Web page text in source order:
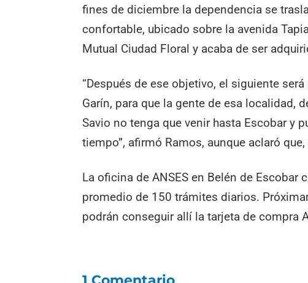
fines de diciembre la dependencia se
confortable, ubicado sobre la avenida
Mutual Ciudad Floral y acaba de ser
“Después de ese objetivo, el siguiente
Garín, para que la gente de esa localidad,
Savio no tenga que venir hasta Escobar y
tiempo”, afirmó Ramos, aunque aclaró
La oficina de ANSES en Belén de
promedio de 150 trámites diarios.
podrán conseguir allí la tarjeta de compra